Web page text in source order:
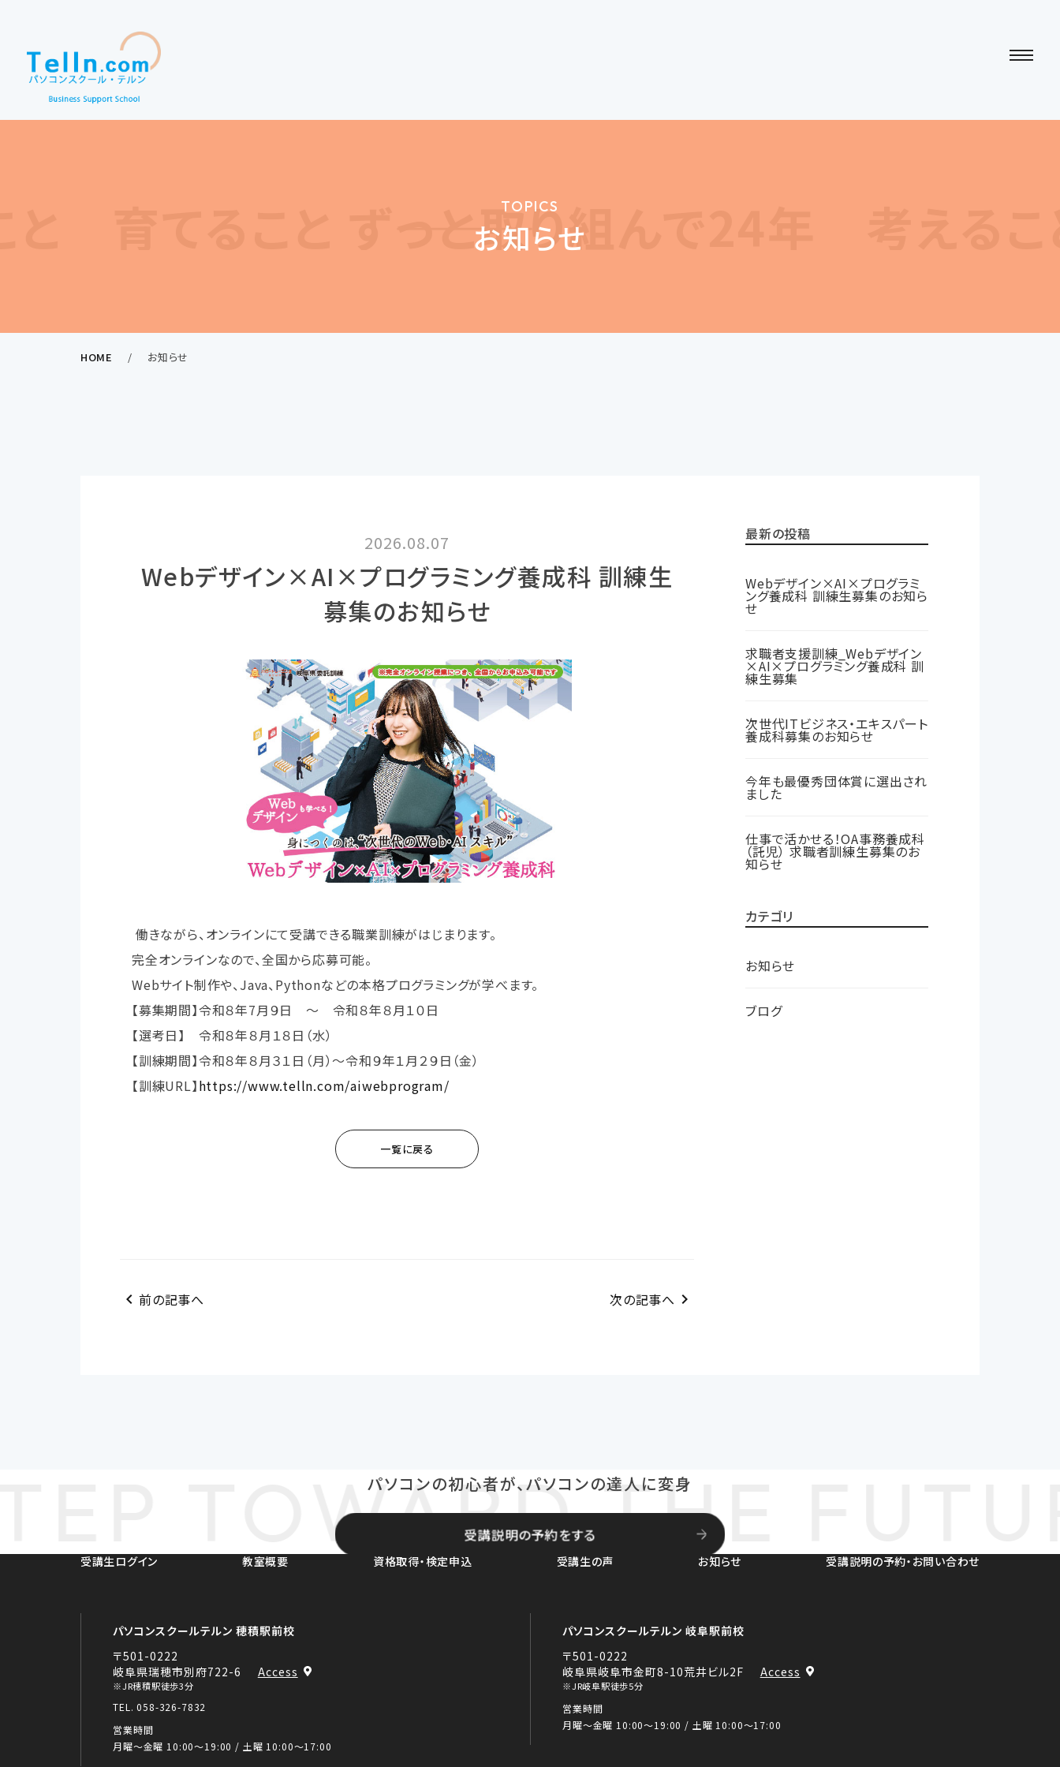
てること ず―――っと取り組んで24年 考えるこ
TOPICS
お知らせ
HOME お知らせ
2026.08.07
Webデザイン×AI×プログラミング養成科 訓練生
募集のお知らせ
働きながら、オンラインにて受講できる職業訓練がはじまります。
完全オンラインなので、全国から応募可能。
Webサイト制作や、Java、Pythonなどの本格プログラミングが学べます。
【募集期間】令和８年7月９日 ～ 令和８年８月１０日
【選考日】 令和８年８月１８日（水）
【訓練期間】令和８年８月３１日（月）～令和９年１月２９日（金）
【訓練URL】https://www.telln.com/aiwebprogram/
一覧に戻る
chevron_left 前の記事へ 次の記事へ chevron_right
最新の投稿
Webデザイン×AI×プログラミ
ング養成科 訓練生募集のお知ら
せ
求職者支援訓練_Webデザイン
×AI×プログラミング養成科 訓
練生募集
次世代ITビジネス・エキスパート
養成科募集のお知らせ
今年も最優秀団体賞に選出され
ました
仕事で活かせる！OA事務養成科
（託児） 求職者訓練生募集のお
知らせ
カテゴリ
お知らせ
ブログ
TOWARD THE
パソコンの初心者が、パソコンの達人に変身
受講説明の予約をする
受講生ログイン 教室概要 資格取得・検定申込 受講生の声 お知らせ 受講説明の予約・お問い合わせ
パソコンスクールテルン 穂積駅前校
〒501-0222
岐阜県瑞穂市別府722-6
Access
※JR穂積駅徒歩3分
TEL. 058-326-7832
営業時間
月曜～金曜 10:00～19:00 / 土曜 10:00～17:00
パソコンスクールテルン 岐阜駅前校
〒501-0222
岐阜県岐阜市金町8-10荒井ビル2F
Access
※JR岐阜駅徒歩5分
営業時間
月曜～金曜 10:00～19:00 / 土曜 10:00～17:00